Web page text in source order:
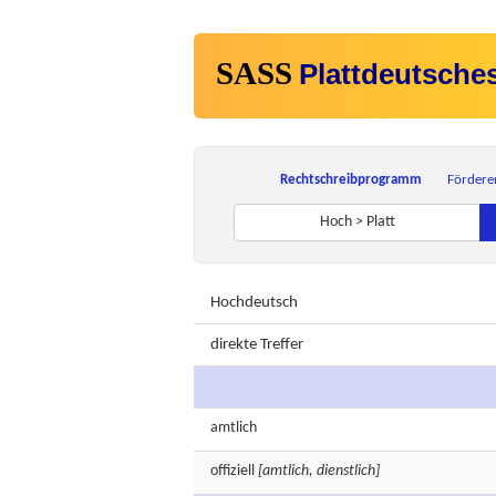
SASS
Rechtschreibprogramm
Hoch > Platt
Hochdeutsch
direkte Treffer
amtlich
offiziell [amtlich, dienstlich]